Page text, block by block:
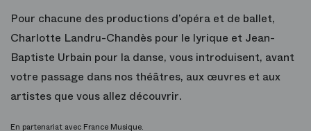
Pour chacune des productions d’opéra et de ballet,
Charlotte Landru-Chandès pour le lyrique et Jean-
Baptiste Urbain pour la danse, vous introduisent, avant
votre passage dans nos théâtres, aux œuvres et aux
artistes que vous allez découvrir.
En partenariat avec France Musique.